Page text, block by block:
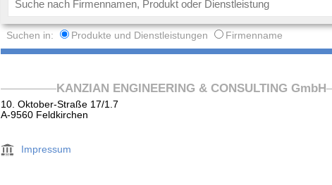
Suchen in: Produkte und Dienstleistungen Firmenname
KANZIAN ENGINEERING & CONSULTING GmbH
10. Oktober-Straße 17/1.7
A-9560 Feldkirchen
Impressum